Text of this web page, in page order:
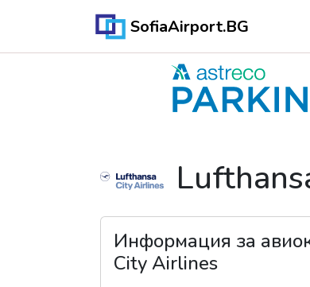
SofiaAirport.BG
Информация за
City Airlines